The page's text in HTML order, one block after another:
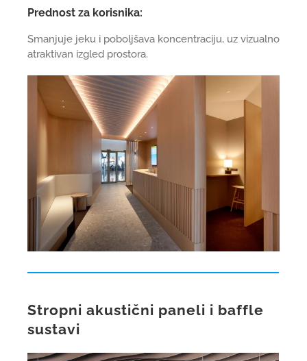
Prednost za korisnika:
Smanjuje jeku i poboljšava koncentraciju, uz vizualno
atraktivan izgled prostora.
Stropni akustični paneli i baffle
sustavi